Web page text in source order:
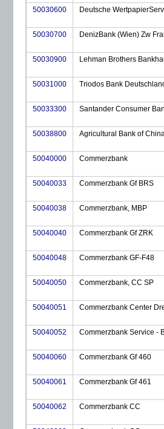
50030600
Deutsche
50030700
DenizBank (Wien) Zw
50030900
Lehman Brothers
50031000
Triodos Bank
50033300
Santander Consumer
50038800
Agricultural Bank of
50040000
Commerzbank
50040033
Commerzbank Gf BRS
50040038
Commerzbank, MBP
50040040
Commerzbank Gf ZRK
50040048
Commerzbank GF-F48
50040050
Commerzbank, CC SP
50040051
Commerzbank Center
50040052
Commerzbank Service -
50040060
Commerzbank Gf 460
50040061
Commerzbank Gf 461
50040062
Commerzbank CC